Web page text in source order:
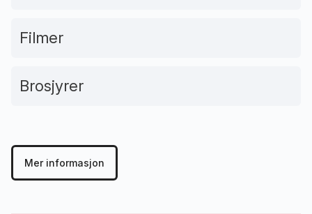
Filmer
Brosjyrer
Mer informasjon